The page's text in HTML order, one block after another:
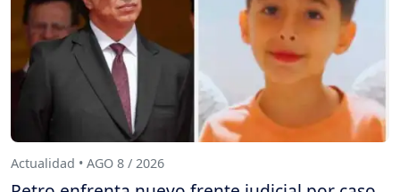
Actualidad • AGO 8 / 2026